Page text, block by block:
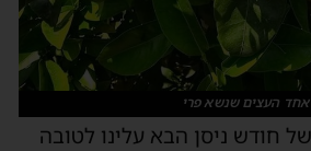
אחד העצים שנשא פרי
חודש ניסן הבא עלינו לטובה